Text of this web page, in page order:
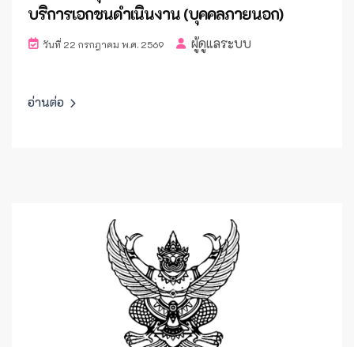
บริการเอกชนดำเนินงาน (บุคคลภายนอก)
วันที่ 22 กรกฎาคม พ.ศ. 2569 ผู้ดูแลระบบ
อ่านต่อ